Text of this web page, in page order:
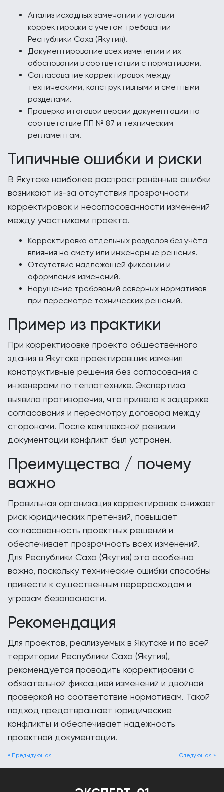
Анализ исходных замечаний и условий
корректировки с учётом требований
Республики Саха (Якутия).
Документирование всех изменений и их
обоснований в соответствии с нормативами.
Согласование корректировок между
техническими, конструктивными и сметными
разделами.
Проверка итоговой версии документации на
соответствие ПП № 87 и техническим
регламентам.
Типичные ошибки и риски
В Якутске наиболее распространённые ошибки
возникают из-за отсутствия прозрачности
корректировок и несогласованности изменений
между участниками проекта.
Корректировка отдельных разделов без учёта
влияния на смету или инженерные решения.
Отсутствие надлежащей фиксации и
оформления изменений.
Нарушение требований северных нормативов
при пересмотре технических решений.
Пример из практики
При корректировке проекта общественного
здания в Якутске проектировщик изменил
конструктивные решения без согласования с
инженерами по теплотехнике. Экспертиза
выявила противоречия, что привело к задержке
согласования и пересмотру договора между
сторонами. После комплексной ревизии
документации конфликт был устранён.
Преимущества / почему
важно
Правильная организация корректировок снижает
риск юридических претензий, повышает
согласованность проектных решений и
обеспечивает прозрачность всех изменений.
Для Республики Саха (Якутия) это особенно
важно, поскольку технические ошибки способны
привести к существенным перерасходам и
угрозам безопасности.
Рекомендация
Для проектов, реализуемых в Якутске и по всей
территории Республики Саха (Якутия),
рекомендуется проводить корректировки с
обязательной фиксацией изменений и двойной
проверкой на соответствие нормативам. Такой
подход предотвращает юридические
конфликты и обеспечивает надёжность
проектной документации.
Следующая »
« Предыдующая